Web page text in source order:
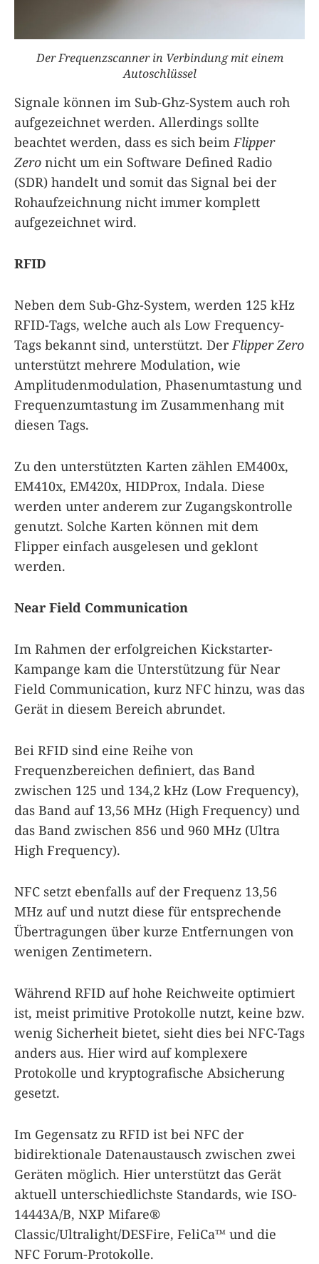
Der Frequenzscanner in Verbindung mit einem
Autoschlüssel
Signale können im Sub-Ghz-System auch roh
aufgezeichnet werden. Allerdings sollte
beachtet werden, dass es sich beimFlipper
Zero nicht um ein Software Defined Radio
(SDR) handelt und somit das Signal bei der
Rohaufzeichnung nicht immer komplett
aufgezeichnet wird.
RFID
Neben dem Sub-Ghz-System, werden 125 kHz
RFID-Tags, welche auch als Low Frequency-
Tags bekannt sind, unterstützt. DerFlipper Zero
unterstützt mehrere Modulation, wie
Amplitudenmodulation, Phasenumtastung und
Frequenzumtastung im Zusammenhang mit
diesen Tags.
Zu den unterstützten Karten zählen EM400x,
EM410x, EM420x, HIDProx, Indala. Diese
werden unter anderem zur Zugangskontrolle
genutzt. Solche Karten können mit dem
Flipper einfach ausgelesen und geklont
werden.
Near Field Communication
Im Rahmen der erfolgreichen Kickstarter-
Kampange kam die Unterstützung für Near
Field Communication, kurz NFC hinzu, was das
Gerät in diesem Bereich abrundet.
Bei RFID sind eine Reihe von
Frequenzbereichen definiert, das Band
zwischen 125 und 134,2 kHz (Low Frequency),
das Band auf 13,56 MHz (High Frequency) und
das Band zwischen 856 und 960 MHz (Ultra
High Frequency).
NFC setzt ebenfalls auf der Frequenz 13,56
MHz auf und nutzt diese für entsprechende
Übertragungen über kurze Entfernungen von
wenigen Zentimetern.
Während RFID auf hohe Reichweite optimiert
ist, meist primitive Protokolle nutzt, keine bzw.
wenig Sicherheit bietet, sieht dies bei NFC-Tags
anders aus. Hier wird auf komplexere
Protokolle und kryptografische Absicherung
gesetzt.
Im Gegensatz zu RFID ist bei NFC der
bidirektionale Datenaustausch zwischen zwei
Geräten möglich. Hier unterstützt das Gerät
aktuell unterschiedlichste Standards, wie ISO-
14443A/B, NXP Mifare®
Classic/Ultralight/DESFire, FeliCa™ und die
NFC Forum-Protokolle.